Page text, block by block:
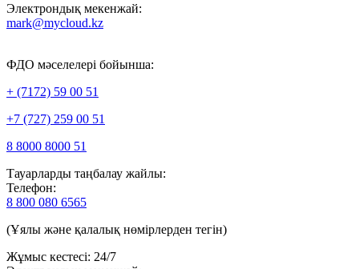
Электрондық мекенжай:
mark@mycloud.kz
ФДО мәселелері бойынша:
+ (7172) 59 00 51
+7 (727) 259 00 51
8 8000 8000 51
Тауарларды таңбалау жайлы:
Телефон:
8 800 080 6565
(Ұялы және қалалық нөмірлерден тегін)
Жұмыс кестесі: 24/7